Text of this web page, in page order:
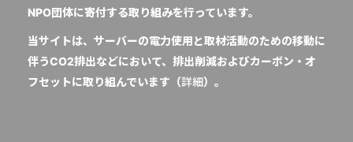
NPO団体に寄付する取り組みを行っています。
当サイトは、サーバーの電力使用と取材活動のための移動に
伴うCO2排出などにおいて、排出削減およびカーボン・オ
フセットに取り組んでいます（詳細）。